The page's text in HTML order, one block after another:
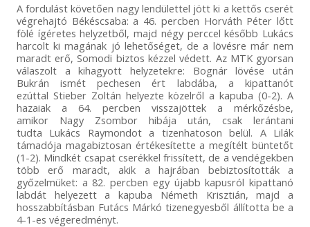
A fordulást követően nagy lendülettel jött ki a kettős cserét
végrehajtó Békéscsaba: a 46. percben Horváth Péter lőtt
fölé ígéretes helyzetből, majd négy perccel később Lukács
harcolt ki magának jó lehetőséget, de a lövésre már nem
maradt erő, Somodi biztos kézzel védett. Az MTK gyorsan
válaszolt a kihagyott helyzetekre: Bognár lövése után
Bukrán ismét pechesen ért labdába, a kipattanót
ezúttal Stieber Zoltán helyezte közelről a kapuba (0-2). A
hazaiak a 64. percben visszajöttek a mérkőzésbe,
amikor Nagy Zsombor hibája után, csak lerántani
tudta Lukács Raymondot a tizenhatoson belül. A Lilák
támadója magabiztosan értékesítette a megítélt büntetőt
(1-2). Mindkét csapat cserékkel frissített, de a vendégekben
több erő maradt, akik a hajrában bebiztosították a
győzelmüket: a 82. percben egy újabb kapusról kipattanó
labdát helyezett a kapuba Németh Krisztián, majd a
hosszabbításban Futács Márkó tizenegyesből állította be a
4-1-es végeredményt.